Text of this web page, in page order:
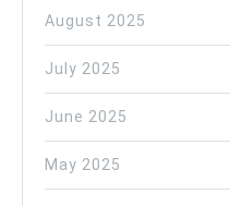
August 2025
July 2025
June 2025
May 2025